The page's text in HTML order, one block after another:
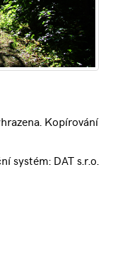
Kopírování
systém: DAT s.r.o.